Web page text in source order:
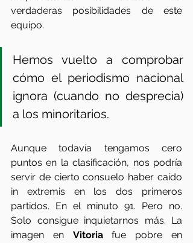
verdaderas posibilidades de este
equipo.
Hemos vuelto a comprobar
cómo el periodismo nacional
ignora (cuando no desprecia)
a los minoritarios.
Aunque todavía tengamos cero
puntos en la clasificación, nos podría
servir de cierto consuelo haber caído
in extremis en los dos primeros
partidos. En el minuto 91. Pero no.
Solo consigue inquietarnos más. La
imagen en Vitoria fue pobre en